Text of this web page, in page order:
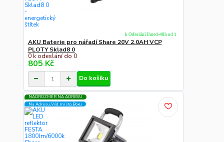
AKU Baterie pro nářadí Share 20V 2.0AH VCP
PLOTY Sklad8 0
0 k odeslání do 0
805 Kč
k Odeslání Ihned-48h od 1
Do košíku
NADROZMĚR NA ADRESU
Na Adresu,Výd.místo,Boxu